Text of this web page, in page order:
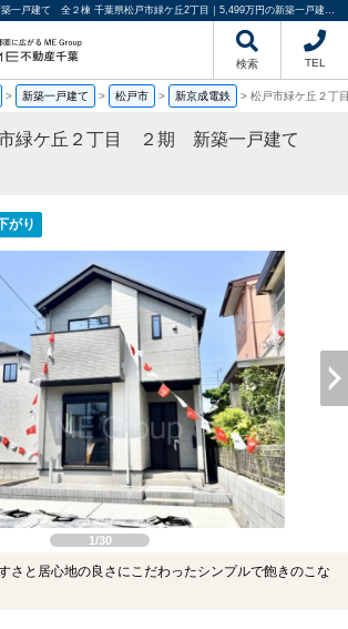
松戸市緑ケ丘２丁目 ２期 新築一戸建て 全２棟 千葉県松戸市緑ケ丘2丁目｜5,499万円の新築一戸建て｜分譲住宅や新築物件｜ME不動産千葉
検索 TEL
> 新築一戸建て > 松戸市 > 新京成電鉄 > 松戸市緑ケ丘２
緑ケ丘２丁目 ２期 新築一戸建て
がり
1/30
さと居心地の良さにこだわったシンプルで飽きのこな